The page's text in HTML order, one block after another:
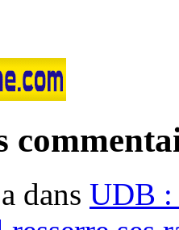
dans UDB :